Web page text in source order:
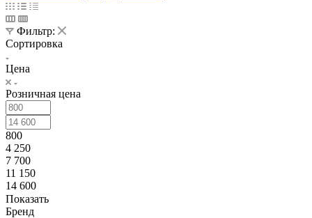
Фильтр:
Сортировка
Цена
Розничная цена
800
4 250
7 700
11 150
14 600
Показать
Бренд